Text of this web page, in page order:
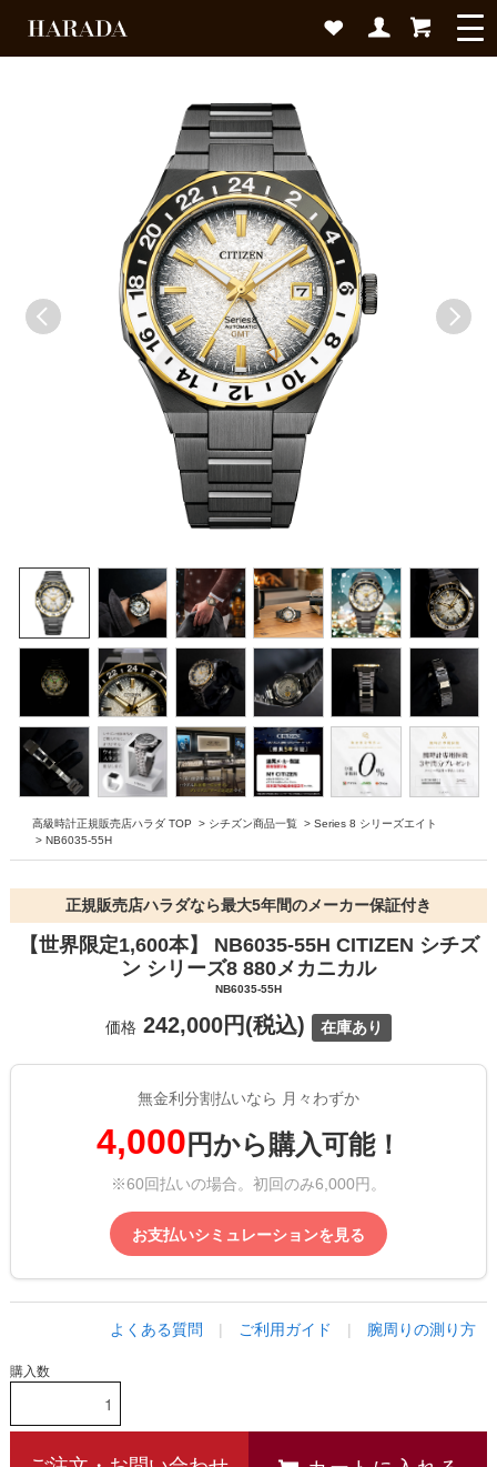
高級時計正規販売店ハラダ TOP > シチズン商品一覧 > Series 8 シリーズエイト
> NB6035-55H
正規販売店ハラダなら最大5年間のメーカー保証付き
【世界限定1,600本】 NB6035-55H CITIZEN シチズ
ン シリーズ8 880メカニカル
NB6035-55H
価格 242,000円(税込) 在庫あり
無金利分割払いなら 月々わずか
4,000 円から購入可能！
※60回払いの場合。初回のみ6,000円。
お支払いシミュレーションを見る
よくある質問 | ご利用ガイド | 腕周りの測り方
購入数